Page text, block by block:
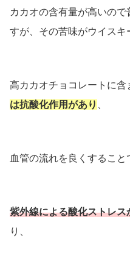
カカオの含有量が高いの
すが、その苦味がウイスキ
高カカオチョコレートに含
は抗酸化作用があり
血管の流れを良くすること
紫外線による酸化ストレ
り、